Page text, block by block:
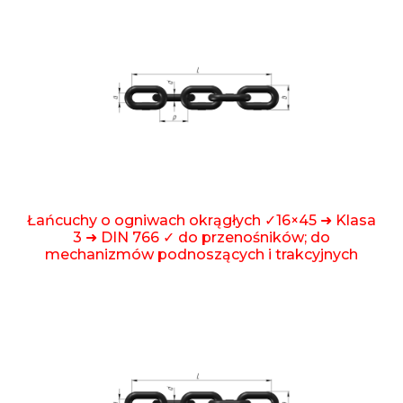
Łańcuchy o ogniwach okrągłych ✓16×45 ➜ Klasa
3 ➜ DIN 766 ✓ do przenośników; do
mechanizmów podnoszących i trakcyjnych